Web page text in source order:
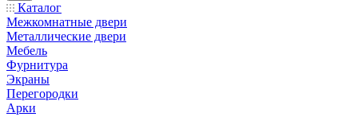
Каталог
Межкомнатные двери
Металлические двери
Мебель
Фурнитура
Экраны
Перегородки
Арки